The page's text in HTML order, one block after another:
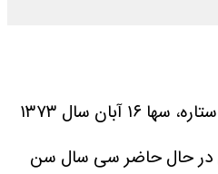
به نقل از ستاره، سها ۱۶ آبان سال ۱۳۷۳
در حال حاضر سی سال سن